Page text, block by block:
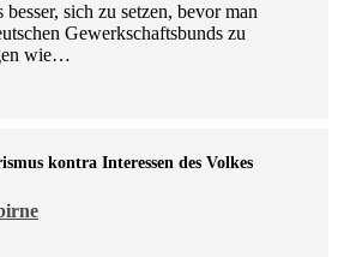
sich zu setzen, bevor man
Gewerkschaftsbunds zu
wie…
kontra Inte­ressen des Volkes